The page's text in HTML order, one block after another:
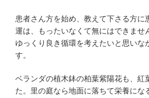
患者さん方を始め、教えて下さる方に
運は、もったいなくて無にはできませ
ゆっくり良き循環を考えたいと思いな
す。
ベランダの植木鉢の柏葉紫陽花も、紅
た。里の庭なら地面に落ちて栄養にな